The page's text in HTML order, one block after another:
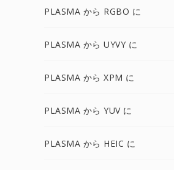
PLASMA から RGBO に
PLASMA から UYVY に
PLASMA から XPM に
PLASMA から YUV に
PLASMA から HEIC に